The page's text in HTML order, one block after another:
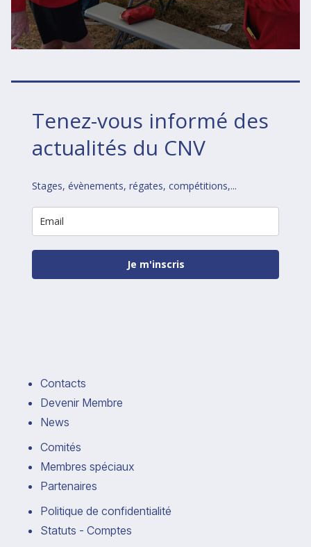
Tenez-vous informé des
actualités du CNV
Stages, évènements, régates, compétitions,...
Je m'inscris
Contacts
Devenir Membre
News
Comités
Membres spéciaux
Partenaires
Politique de confidentialité
Statuts - Comptes